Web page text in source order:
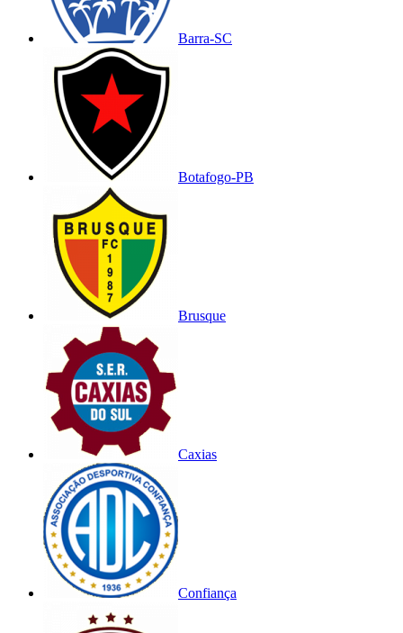
Barra-SC
Botafogo-PB
Brusque
Caxias
Confiança